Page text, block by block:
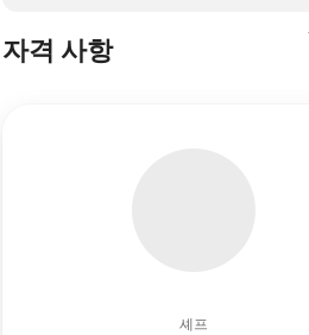
자격 사항
셰프